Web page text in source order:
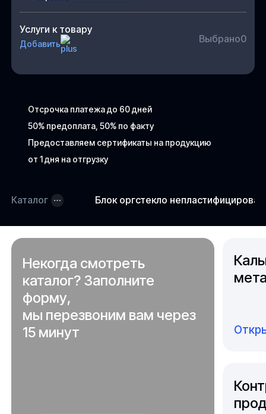
Отсрочка платежа до 60 дней
50% предоплата, 50% по факту
Предоставляем сертификаты на продукцию
от 1 дня на отгрузку
Услуги к товару
Добавить Выбрано0
Каталог Блок оргстекло
Некогда смотреть
каталог? Заполните
форму,
мы перезвоним вам через
15 минут